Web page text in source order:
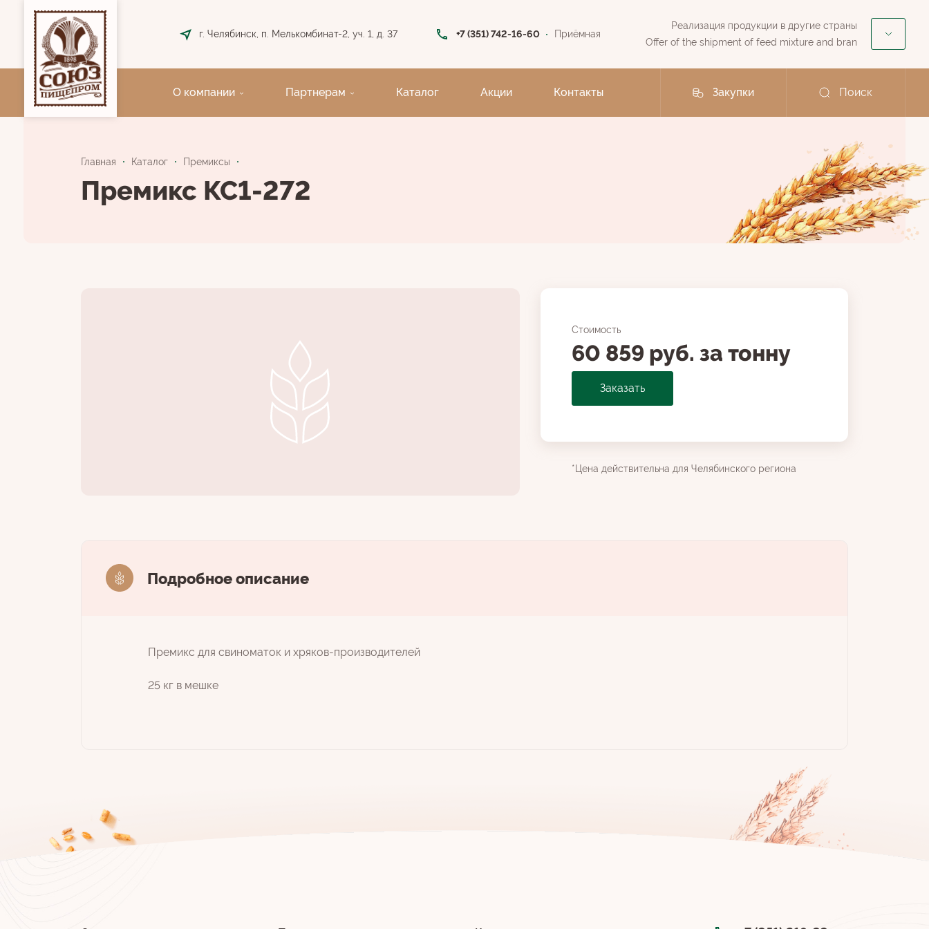
г. Челябинск, п. Мелькомбинат-2, уч. 1, д. 37 +7 (351) 742-16-60 Приёмная
Реализация продукции в другие страны
Offer of the shipment of feed mixture and bran
О компании Партнерам Каталог Акции Контакты Закупки Поиск
Главная Каталог Премиксы
Премикс КС1-272
Стоимость
60 859 руб. за тонну
Заказать
*Цена действительна для Челябинского региона
Подробное описание
Премикс для свиноматок и хряков-производителей
25 кг в мешке